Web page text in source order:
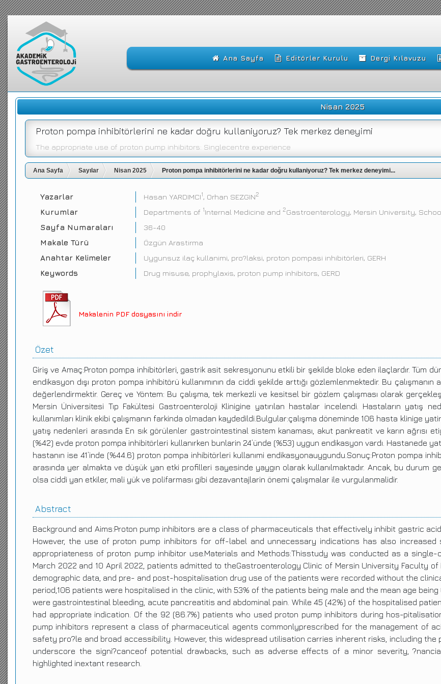
Ana Sayfa Editörler Kurulu Dergi Kılavuzu
Nisan 2025
Proton pompa inhibitörlerini ne kadar doğru kullaniyoruz? Tek merkez deneyimi
The appropriate use of proton pump inhibitors: Singlecentre experience
Ana Sayfa Sayılar Nisan 2025 Proton pompa inhibitörlerini ne kadar doğru kullaniyoruz? Tek merkez deneyimi...
Yazarlar Hasan YARDIMCI1, Orhan SEZGIN2
Kurumlar Departments of 1Internal Medicine and 2Gastroenterology, Mersin University,
Sayfa Numaraları
36-40
Makale Türü
Özgün Arastirma
Anahtar Kelimeler
Uygunsuz ilaç kullanimi, pro?laksi, proton pompasi inhibitörleri, GERH
Keywords
Drug misuse, prophylaxis, proton pump inhibitors, GERD
Makalenin PDF dosyasını indir
Özet
Giriş ve Amaç:Proton pompa inhibitörleri, gastrik asit sekresyonunu etkili bir şekilde bloke eden ilaçlardır. Tüm
endikasyon dışı proton pompa inhibitörü kullanımının da ciddi şekilde arttığı gözlemlenmektedir. Bu
değerlendirmektir. Gereç ve Yöntem: Bu çalışma, tek merkezli ve kesitsel bir gözlem çalışması olarak
Mersin Üniversitesi Tıp Fakültesi Gastroenteroloji Klinigine yatırılan hastalar incelendi. Hastaların yatış
kullanımları klinik ekibi çalışmanın farkinda olmadan kaydedildi.Bulgular:çalışma döneminde 106 hasta klinige
yatış nedenleri arasında En sık görülenler gastrointestinal sistem kanaması, akut pankreatit ve karın ağrısı
(%42) evde proton pompa inhibitörleri kullanırken bunlarin 24’ünde (%53) uygun endikasyon vardı. Hastanede
hastanın ise 41’inde (%44.6) proton pompa inhibitörleri kullanımi endikasyonauygundu.Sonuç:Proton pompa
arasında yer almakta ve düşük yan etki profilleri sayesinde yaygın olarak kullanılmaktadır. Ancak, bu durum
olsa ciddi yan etkiler, mali yük ve polifarması gibi dezavantajlarin önemi çalışmalar ile vurgulanmalidir.
Abstract
Background and Aims:Proton pump inhibitors are a class of pharmaceuticals that effectively inhibit gastric
However, the use of proton pump inhibitors for off-label and unnecessary indications has also
appropriateness of proton pump inhibitor use.Materials and Methods:Thisstudy was conducted as a
March 2022 and 10 April 2022, patients admitted to theGastroenterology Clinic of Mersin University Faculty
demographic data, and pre- and post-hospitalisation drug use of the patients were recorded without the
period,106 patients were hospitalised in the clinic, with 53% of the patients being male and the mean age
were gastrointestinal bleeding, acute pancreatitis and abdominal pain. While 45 (42%) of the hospitalised
had appropriate indication. Of the 92 (86.7%) patients who used proton pump inhibitors during hos-
pump inhibitors represent a class of pharmaceutical agents commonlyprescribed for the management of
safety pro?le and broad accessibility. However, this widespread utilisation carries inherent risks, including
underscore the signi?canceof potential drawbacks, such as adverse effects of a minor severity,
highlighted inextant research.